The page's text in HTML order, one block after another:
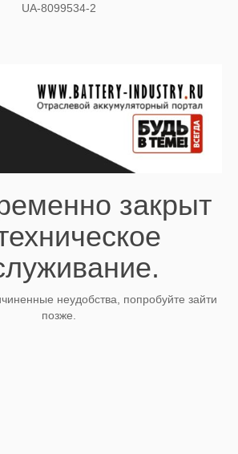
UA-8099534-2
закрыт
неудобства, попробуйте зайти
позже.